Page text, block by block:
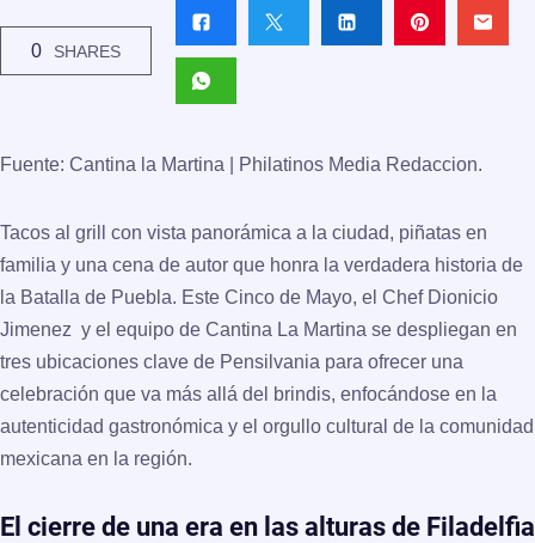
0 SHARES
Fuente: Cantina la Martina | Philatinos Media Redaccion.
Tacos al grill con vista panorámica a la ciudad, piñatas en
familia y una cena de autor que honra la verdadera historia de
la Batalla de Puebla. Este Cinco de Mayo, el Chef Dionicio
Jimenez y el equipo de Cantina La Martina se despliegan en
tres ubicaciones clave de Pensilvania para ofrecer una
celebración que va más allá del brindis, enfocándose en la
autenticidad gastronómica y el orgullo cultural de la comunidad
mexicana en la región.
El cierre de una era en las alturas de Filadelfia